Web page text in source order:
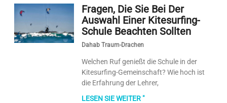
Fragen, Die Sie Bei Der
Auswahl Einer Kitesurfing-
Schule Beachten Sollten
Dahab Traum-Drachen
Welchen Ruf genießt die Schule in der
Kitesurfing-Gemeinschaft? Wie hoch ist
die Erfahrung der Lehrer,
LESEN SIE WEITER "